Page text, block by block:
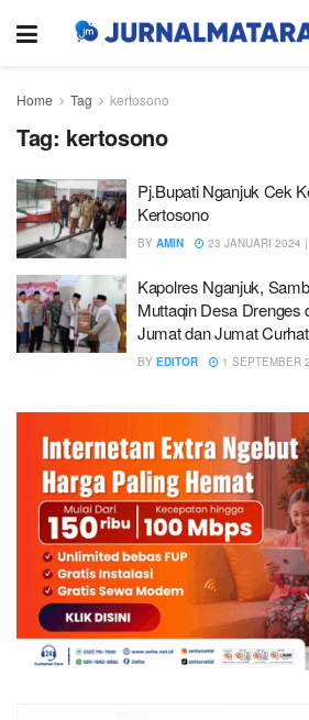
Home Tag kertosono
Tag: kertosono
Pj.Bupati Nganjuk Cek
Kertosono
BY AMIN 23 JANUARI 2024
Kapolres Nganjuk,
Muttaqin Desa Drenges
Jumat dan Jumat Curhat
BY EDITOR 1 SEPTEMBER